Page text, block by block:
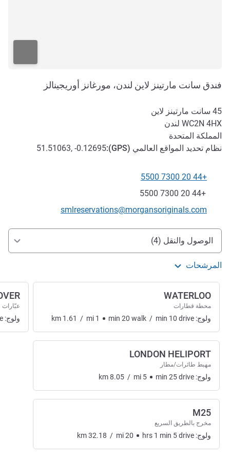
فندق سانت مارتينز لاين لندن، مورغانز أوريجينالز
45 سانت مارتينز لاين
WC2N 4HX لندن
المملكة المتحدة
نظام تحديد المواقع العالمي (GPS
):
51.51063, -0.12695
الهاتف
+44 20 7300 5500
فاكس
+44 20 7300 5500
تواصل معنا عبر البريد الإلكتروني
smlreservations@morgansoriginals.com
الوصول والتنقل
الوصول والنقل (4)
المرشحات
WATERLOO
محطة قطارات
ولوج: km 1.61 / mi 1 min 20 walk / min 10 drive
LONDON HELIPORT
مهبط طائرات/مطار
ولوج: km8.05 / mi 5 min 25drive
M25
مخرج بالطريق السريع
ولوج: km32.18 / mi20 hrs 1 min 5drive
عبّارات
ولوج: